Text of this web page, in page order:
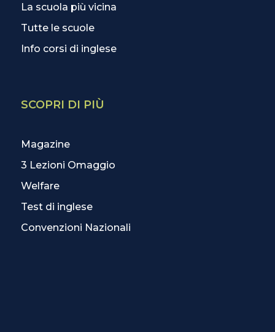
La scuola più vicina
Tutte le scuole
Info corsi di inglese
SCOPRI DI PIÙ
Magazine
3 Lezioni Omaggio
Welfare
Test di inglese
Convenzioni Nazionali